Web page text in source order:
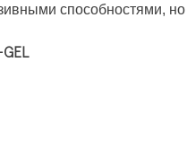
способностями,